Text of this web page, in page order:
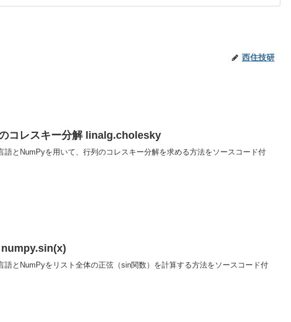
西住技研
コレスキー分解 linalg.cholesky
語とNumPyを用いて、行列のコレスキー分解を求める方法をソースコード付
numpy.sin(x)
語とNumPyをリスト全体の正弦（sin関数）を計算する方法をソースコード付